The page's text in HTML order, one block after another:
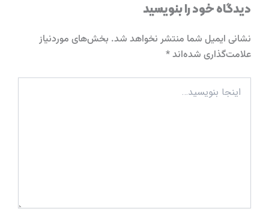
دیدگاه‌ خود را بنویسید
نشانی ایمیل شما منتشر نخواهد شد. بخش‌های موردنیاز
علامت‌گذاری شده‌اند*
بنویسید…